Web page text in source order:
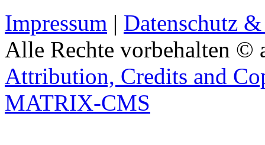
Impressum | Datenschutz
Alle Rechte vorbehalten ©
Attribution, Credits and
MATRIX-CMS